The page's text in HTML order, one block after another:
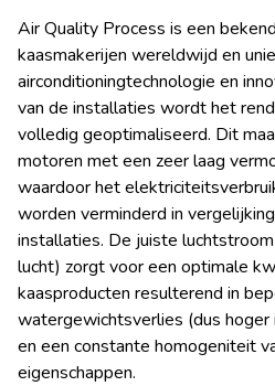
Air Quality Process is een
kaasmakerijen wereldwijd en
airconditioningtechnologie en
van de installaties wordt het
volledig geoptimaliseerd. Dit
motoren met een zeer laag
waardoor het
worden verminderd in
installaties. De juiste
lucht) zorgt voor een optimale
kaasproducten resulterend in
watergewichtsverlies (dus
en een constante homogeniteit
eigenschappen.